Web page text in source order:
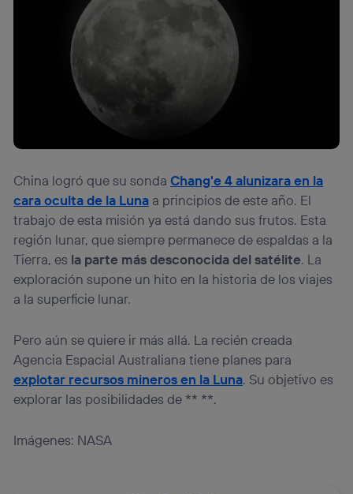
China logró que su sondaChang'e 4 alunizara en la
cara oculta de la Luna a principios de este año. El
trabajo de esta misión ya está dando sus frutos. Esta
región lunar, que siempre permanece de espaldas a la
Tierra, es la parte más desconocida del satélite. La
exploración supone un hito en la historia de los viajes
a la superficie lunar.
Pero aún se quiere ir más allá. La recién creada
Agencia Espacial Australiana tiene planes para
explotar recursos mineros en la Luna. Su objetivo es
explorar las posibilidades de ** **.
Imágenes: NASA